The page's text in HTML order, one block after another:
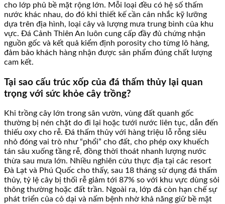
cho lớp phủ bề mặt rộng lớn. Mỗi loại đều có hệ số thấm
nước khác nhau, do đó khi thiết kế cần cân nhắc kỹ lưỡng
dựa trên địa hình, loại cây và lượng mưa trung bình của khu
vực. Đá Cảnh Thiên An luôn cung cấp đầy đủ chứng nhận
nguồn gốc và kết quả kiểm định porosity cho từng lô hàng,
đảm bảo khách hàng nhận được sản phẩm đúng chất lượng
cam kết.
Tại sao cấu trúc xốp của đá thấm thủy lại quan
trọng với sức khỏe cây trồng?
Khi trồng cây lớn trong sân vườn, vùng đất quanh gốc
thường bị nén chặt do đi lại hoặc tưới nước liên tục, dẫn đến
thiếu oxy cho rễ. Đá thấm thủy với hàng triệu lỗ rỗng siêu
nhỏ đóng vai trò như “phổi” cho đất, cho phép oxy khuếch
tán sâu xuống tầng rễ, đồng thời thoát nhanh lượng nước
thừa sau mưa lớn. Nhiều nghiên cứu thực địa tại các resort
Đà Lạt và Phú Quốc cho thấy, sau 18 tháng sử dụng đá thấm
thủy, tỷ lệ cây bị thối rễ giảm tới 87% so với khu vực dùng sỏi
thông thường hoặc đất trần. Ngoài ra, lớp đá còn hạn chế sự
phát triển của cỏ dại và nấm bệnh nhờ khả năng giữ bề mặt